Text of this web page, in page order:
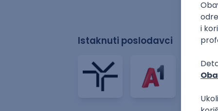
Istaknuti poslodavci